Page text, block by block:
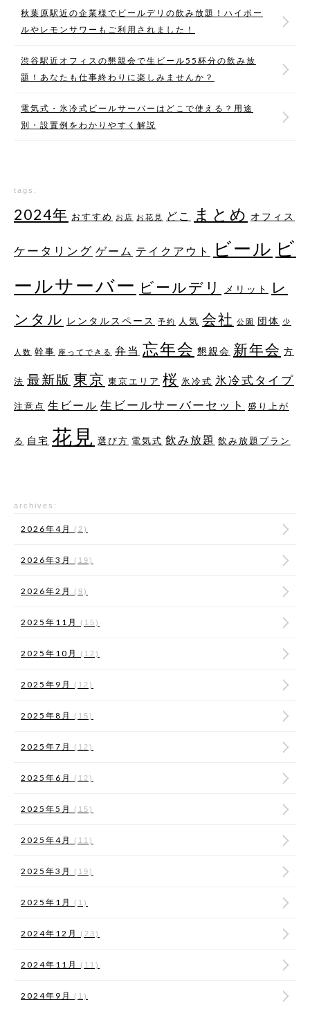
秋葉原駅近の企業様でビールデリの飲み放題！ハイボー
ルやレモンサワーもご利用されました！
渋谷駅近オフィスの懇親会で生ビール55杯分の飲み放
題！あなたも仕事終わりに楽しみませんか？
電気式・氷冷式ビールサーバーはどこで使える？用途
別・設置例をわかりやすく解説
tags:
2024年 おすすめ お店 お花見 どこ まとめ オフィス
ケータリング ゲーム テイクアウト ビール ビ
ールサーバー ビールデリ メリット
レ
ンタル レンタルスペース 予約 人気 会社 公園 団体 少
人数 幹事 座ってできる 弁当 忘年会 懇親会 新年会 方
法 最新版 東京 東京エリア 桜 氷冷式 氷冷式タイプ
注意点 生ビール 生ビールサーバーセット 盛り上が
る 自宅 花見 選び方 電気式 飲み放題 飲み放題プラン
archives:
2026年4月 (2)
2026年3月 (19)
2026年2月 (9)
2025年11月 (15)
2025年10月 (12)
2025年9月 (12)
2025年8月 (15)
2025年7月 (12)
2025年6月 (12)
2025年5月 (15)
2025年4月 (11)
2025年3月 (19)
2025年1月 (1)
2024年12月 (23)
2024年11月 (11)
2024年9月 (1)